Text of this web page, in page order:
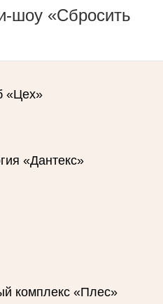
шоу «Сбросить
«Цех»
«Дантекс»
комплекс «Плес»